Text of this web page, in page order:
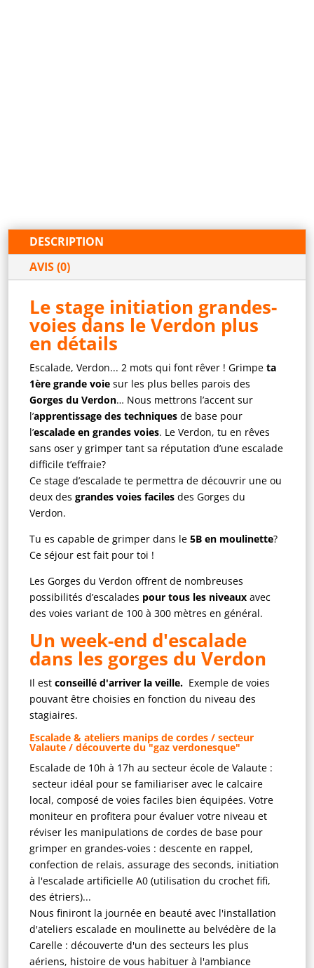
DESCRIPTION
AVIS (0)
Le stage initiation grandes-
voies dans le Verdon plus
en détails
Escalade, Verdon... 2 mots qui font rêver ! Grimpeta
1ère grande voie sur les plus belles parois des
Gorges du Verdon… Nous mettrons l’accent sur
l’apprentissage des techniques de base pour
l’escalade en grandes voies. Le Verdon, tu en rêves
sans oser y grimper tant sa réputation d’une escalade
difficile t’effraie?
Ce stage d’escalade te permettra de découvrir une ou
deux desgrandes voies faciles des Gorges du
Verdon.
Tu es capable de grimper dans le5B en moulinette?
Ce séjour est fait pour toi !
Les Gorges du Verdon offrent de nombreuses
possibilités d’escalades pour tous les niveauxavec
des voies variant de 100 à 300 mètres en général.
Un week-end d'escalade
dans les gorges du Verdon
Il estconseillé d'arriver la veille. Exemple de voies
pouvant être choisies en fonction du niveau des
stagiaires.
Escalade & ateliers manips de cordes / secteur
Valaute / découverte du "gaz verdonesque"
Escalade de 10h à 17h au secteur école de Valaute :
secteur idéal pour se familiariser avec le calcaire
local, composé de voies faciles bien équipées. Votre
moniteur en profitera pour évaluer votre niveau et
réviser les manipulations de cordes de base pour
grimper en grandes-voies : descente en rappel,
confection de relais, assurage des seconds, initiation
à l'escalade artificielle A0 (utilisation du crochet fifi,
des étriers)...
Nous finiront la journée en beauté avec l'installation
d'ateliers escalade en moulinette au belvédère de la
Carelle : découverte d'un des secteurs les plus
aériens, histoire de vous habituer à l'ambiance